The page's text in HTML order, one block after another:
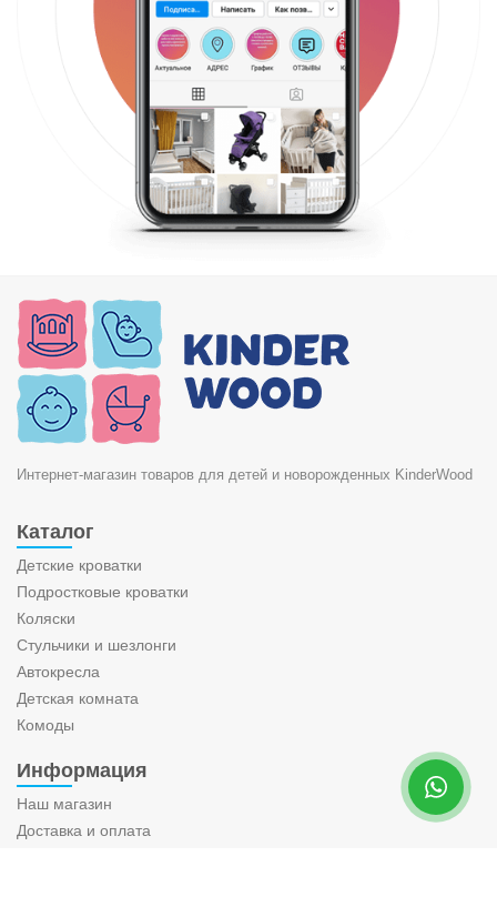
Интернет-магазин товаров для детей и новорожденных KinderWood
Каталог
Детские кроватки
Подростковые кроватки
Коляски
Стульчики и шезлонги
Автокресла
Детская комната
Комоды
Информация
Наш магазин
Доставка и оплата